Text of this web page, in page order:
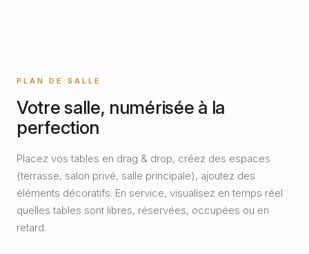
PLAN DE SALLE
Votre salle, numérisée à la
perfection
Placez vos tables en drag & drop, créez des espaces
(terrasse, salon privé, salle principale), ajoutez des
éléments décoratifs. En service, visualisez en temps réel
quelles tables sont libres, réservées, occupées ou en
retard.